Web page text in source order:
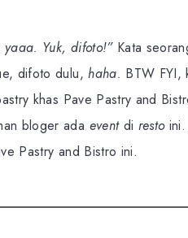
yaaa. Yuk, difoto!” Kata
difoto dulu,haha. BTW FYI,
khas Pave Pastry and
bloger ada event di resto
Pastry and Bistro ini.